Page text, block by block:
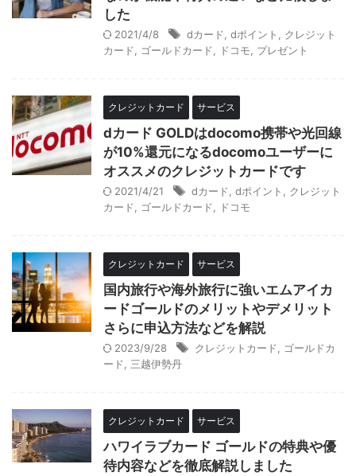
した
2021/4/8 dカード dポイント
クレジット
カード
ゴールドカード ドコモ プレゼント
クレジットカード サービス
dカード GOLDはdocomo携帯や光回線
が10%還元になるdocomoユーザーに
オススメのクレジットカードです
2021/4/21 dカード dポイント
クレジット
カード
ゴールドカード ドコモ
クレジットカード サービス
国内旅行や海外旅行に強いエムアイカ
ードゴールドのメリットやデメリット
さらに申込方法などを解説
2023/9/28 クレジットカード
ゴールドカ
ード
三越伊勢丹
クレジットカード サービス
ハワイラブカード ゴールドの特典や優
待内容などを徹底解説しました